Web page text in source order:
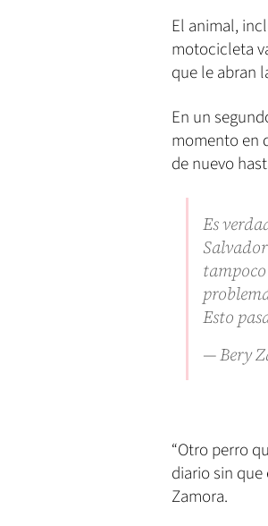
El animal,
motocicleta
que le abran
En un
momento en
de nuevo
Es
Esto
— Bery
“Otro perro
diario sin
Zamora.